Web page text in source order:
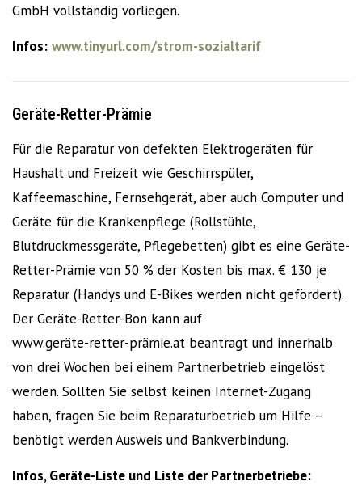
GmbH vollständig vorliegen.
Infos: www.tinyurl.com/strom-sozialtarif
Geräte-Retter-Prämie
Für die Reparatur von defekten Elektrogeräten für
Haushalt und Freizeit wie Geschirrspüler,
Kaffeemaschine, Fernsehgerät, aber auch Computer und
Geräte für die Krankenpflege (Rollstühle,
Blutdruckmessgeräte, Pflegebetten) gibt es eine Geräte-
Retter-Prämie von 50 % der Kosten bis max. € 130 je
Reparatur (Handys und E-Bikes werden nicht gefördert).
Der Geräte-Retter-Bon kann auf
www.geräte-retter-prämie.at beantragt und innerhalb
von drei Wochen bei einem Partnerbetrieb eingelöst
werden. Sollten Sie selbst keinen Internet-Zugang
haben, fragen Sie beim Reparaturbetrieb um Hilfe –
benötigt werden Ausweis und Bankverbindung.
Infos, Geräte-Liste und Liste der Partnerbetriebe: